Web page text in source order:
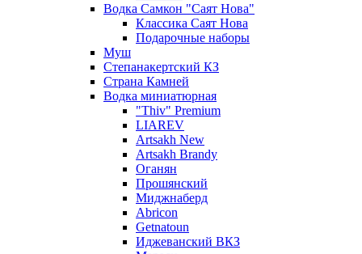
Водка Самкон "Саят Нова"
Классика Саят Нова
Подарочные наборы
Муш
Степанакертский КЗ
Страна Камней
Водка миниатюрная
"Thiv" Premium
LIAREV
Artsakh New
Artsakh Brandy
Оганян
Прошянский
Миджнаберд
Abricon
Getnatoun
Иджеванский ВКЗ